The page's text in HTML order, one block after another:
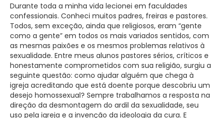
Durante toda a minha vida lecionei em faculdades
confessionais. Conheci muitos padres, freiras e pastores.
Todos, sem exceção, ainda que religiosos, eram “gente
como a gente” em todos os mais variados sentidos, com
as mesmas paixões e os mesmos problemas relativos à
sexualidade. Entre meus alunos pastores sérios, críticos e
honestamente comprometidos com sua religião, surgiu a
seguinte questão: como ajudar alguém que chega à
igreja acreditando que está doente porque descobriu um
desejo homossexual? Sempre trabalhamos a resposta na
direção da desmontagem do ardil da sexualidade, seu
uso pela igreja e a invenção da ideologia da cura. E